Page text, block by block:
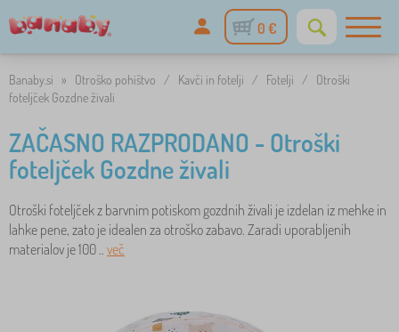
0 €
Banaby.si » Otroško pohištvo / Kavči in fotelji / Fotelji /
Otroški
foteljček Gozdne živali
ZAČASNO RAZPRODANO - Otroški
foteljček Gozdne živali
Otroški foteljček z barvnim potiskom gozdnih živali je izdelan iz mehke in
lahke pene, zato je idealen za otroško zabavo. Zaradi uporabljenih
materialov je 100 .. več